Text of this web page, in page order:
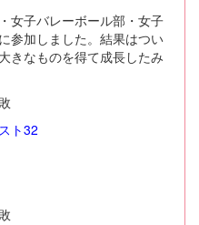
女子バレーボール部・女子
参加しました。結果はつい
きなものを得て成長したみ
ト32